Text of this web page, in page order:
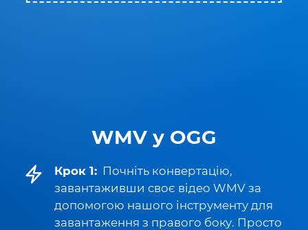
WMV у OGG
Крок 1: Почніть конвертацію,
завантаживши своє відео WMV за
допомогою нашого інструменту для
завантаження з правого боку. Просто